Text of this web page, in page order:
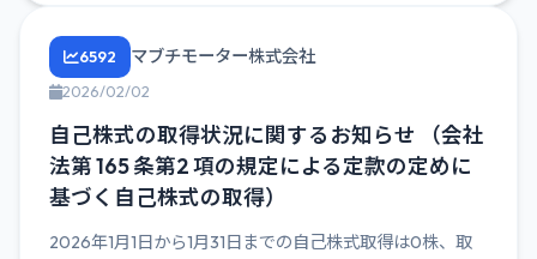
6592 マブチモーター株式会社
2026/02/02
自己株式の取得状況に関するお知らせ （会社
法第 165 条第2 項の規定による定款の定めに
基づく自己株式の取得）
2026年1月1日から1月31日までの自己株式取得は0株、取